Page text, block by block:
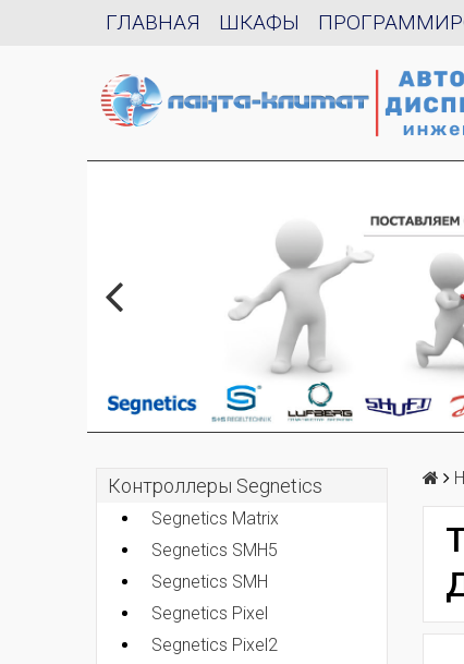
ГЛАВНАЯ ШКАФЫ
Контроллеры Segnetics
Segnetics Matrix
Segnetics SMH5
Segnetics SMH
Segnetics Pixel
Segnetics Pixel2